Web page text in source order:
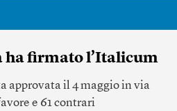
ha firmato l’Italicum
approvata il 4 maggio in via
e 61 contrari